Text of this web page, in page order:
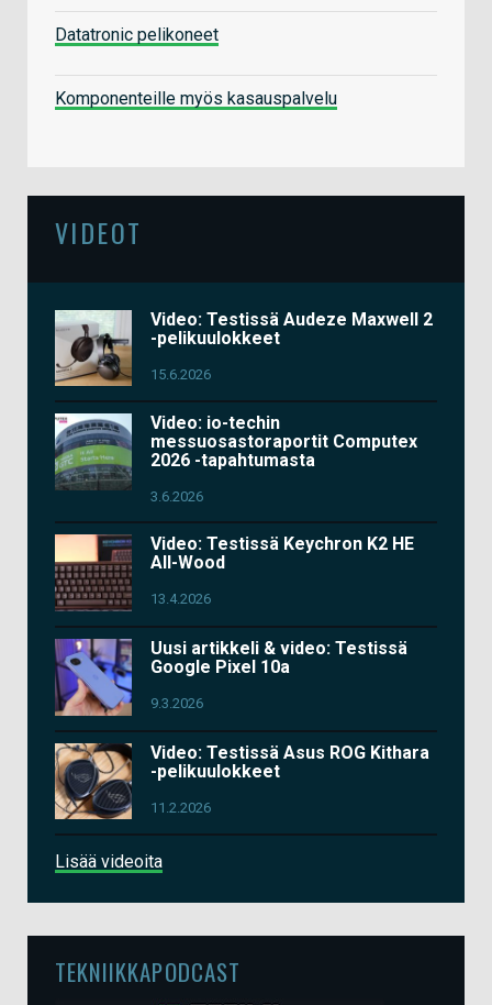
Datatronic pelikoneet
Komponenteille myös kasauspalvelu
VIDEOT
Video: Testissä Audeze Maxwell 2
-pelikuulokkeet
15.6.2026
Video: io-techin
messuosastoraportit Computex
2026 -tapahtumasta
3.6.2026
Video: Testissä Keychron K2 HE
All-Wood
13.4.2026
Uusi artikkeli & video: Testissä
Google Pixel 10a
9.3.2026
Video: Testissä Asus ROG Kithara
-pelikuulokkeet
11.2.2026
Lisää videoita
TEKNIIKKAPODCAST